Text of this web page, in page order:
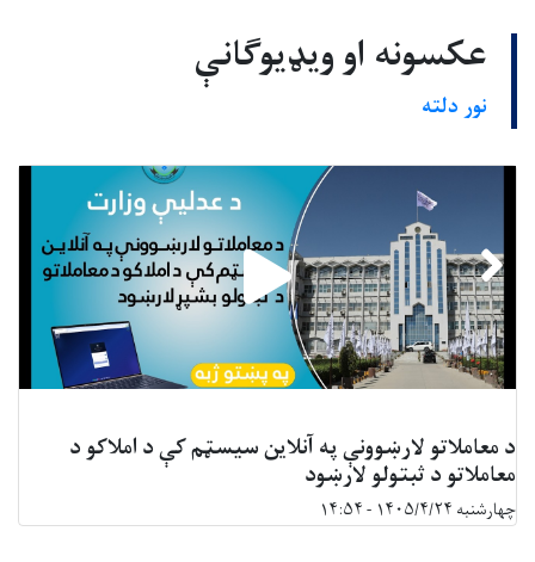
عکسونه او ویډیوګانې
نور دلته
د معاملاتو لارښوونې په آنلاین سیسټم کې د املاکو د
معاملاتو د ثبتولو لارښود
چهارشنبه ۱۴۰۵/۴/۲۴ - ۱۴:۵۴